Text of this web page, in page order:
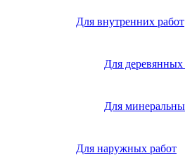
Для внутренних работ
Для деревянных
Для
Для наружных работ